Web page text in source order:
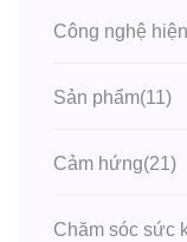
Công nghệ
Sản phẩm(11)
Cảm hứng(21)
Chăm sóc sức